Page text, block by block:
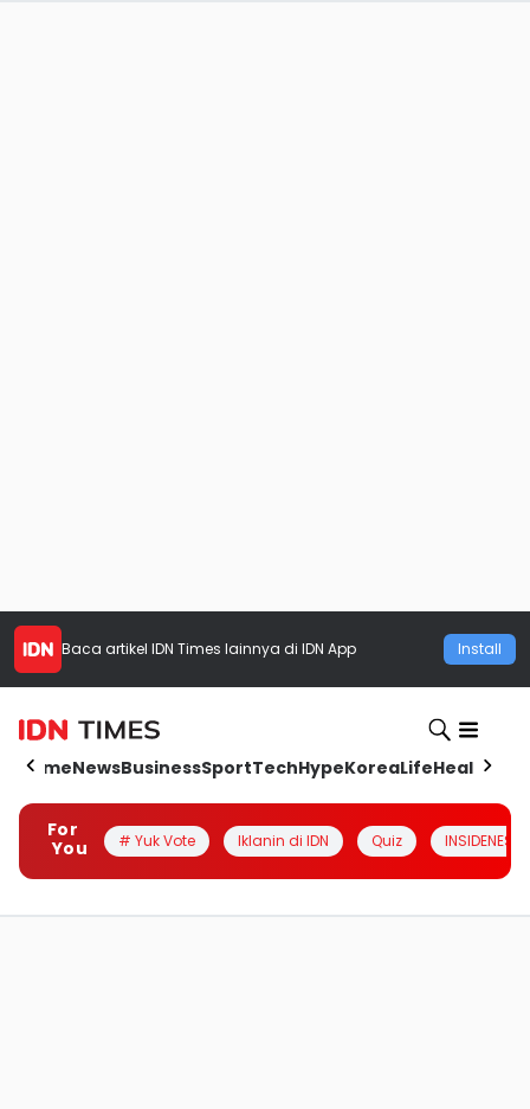
Baca artikel IDN Times lainnya di IDN App Install
HomeNewsBusinessSportTechHypeKoreaLifeHealth
For
You
# Yuk Vote Iklanin di IDN Quiz INSIDENESIA